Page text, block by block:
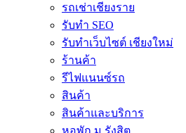
รถเช่าเชียงราย
รับทำ SEO
รับทำเว็บไซต์ เชียงใหม่
ร้านค้า
รีไฟแนนซ์รถ
สินค้า
สินค้าและบริการ
หอพัก ม.รังสิต